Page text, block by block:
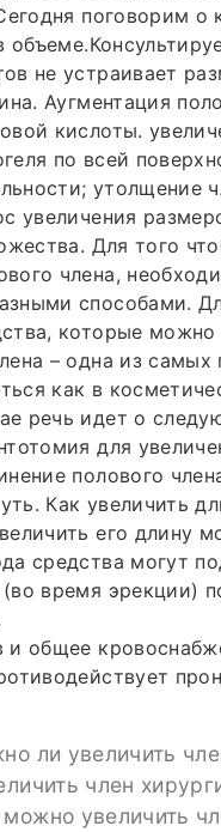
поговорим о
не устраивает
Аугментация
кислоты.
по всей
утолщение
увеличения
Для того
члена,
способами.
которые можно
– одна из самых
как в
речь идет о
для
полового
Как увеличить
его длину
средства могут
время эрекции)
общее
ли увеличить
член
увеличить